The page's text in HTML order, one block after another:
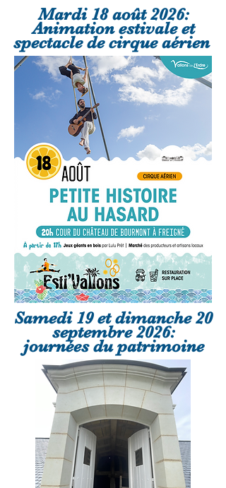
Mardi 18 août 2026:
Animation estivale et
spectacle de cirque aérien
Samedi 19 et dimanche 20
septembre 2026:
journées du patrimoine